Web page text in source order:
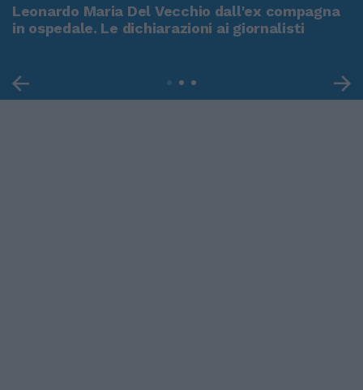
Leonardo Maria Del Vecchio dall'ex compagna
in ospedale. Le dichiarazioni ai giornalisti